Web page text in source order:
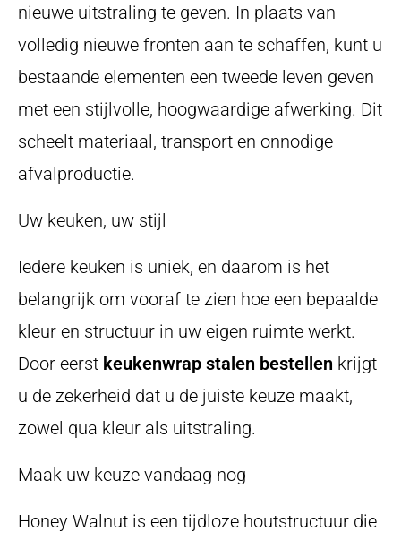
nieuwe uitstraling te geven. In plaats van
volledig nieuwe fronten aan te schaffen, kunt u
bestaande elementen een tweede leven geven
met een stijlvolle, hoogwaardige afwerking. Dit
scheelt materiaal, transport en onnodige
afvalproductie.
Uw keuken, uw stijl
Iedere keuken is uniek, en daarom is het
belangrijk om vooraf te zien hoe een bepaalde
kleur en structuur in uw eigen ruimte werkt.
Door eerst keukenwrap stalen bestellen krijgt
u de zekerheid dat u de juiste keuze maakt,
zowel qua kleur als uitstraling.
Maak uw keuze vandaag nog
Honey Walnut is een tijdloze houtstructuur die